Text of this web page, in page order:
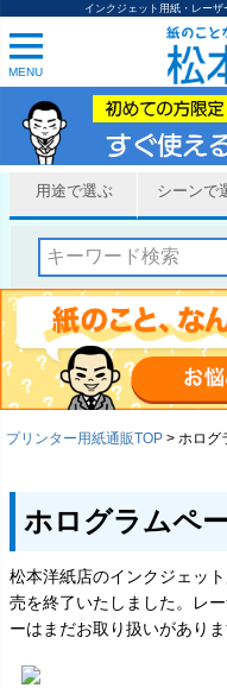
インクジェット用紙・レー
MENU
用途で選ぶ シーンで
プリンター用紙通販TOP ホログ
ホログラムペ
松本洋紙店のインクジェッ
売を終了いたしました。レ
ーはまだお取り扱いがあり